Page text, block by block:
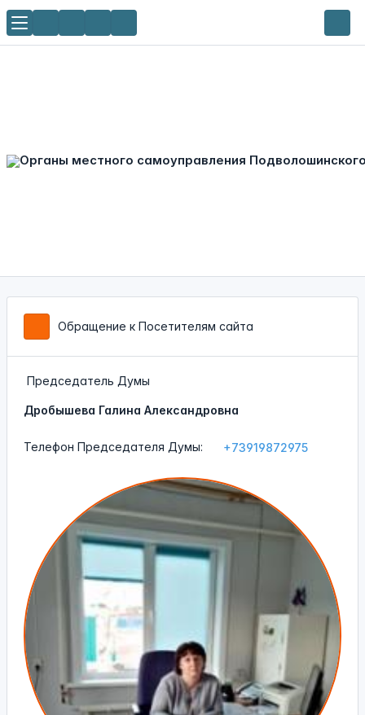
Обращение к Посетителям сайта
Председатель Думы
Дробышева Галина Александровна
Телефон Председателя Думы: +73919872975